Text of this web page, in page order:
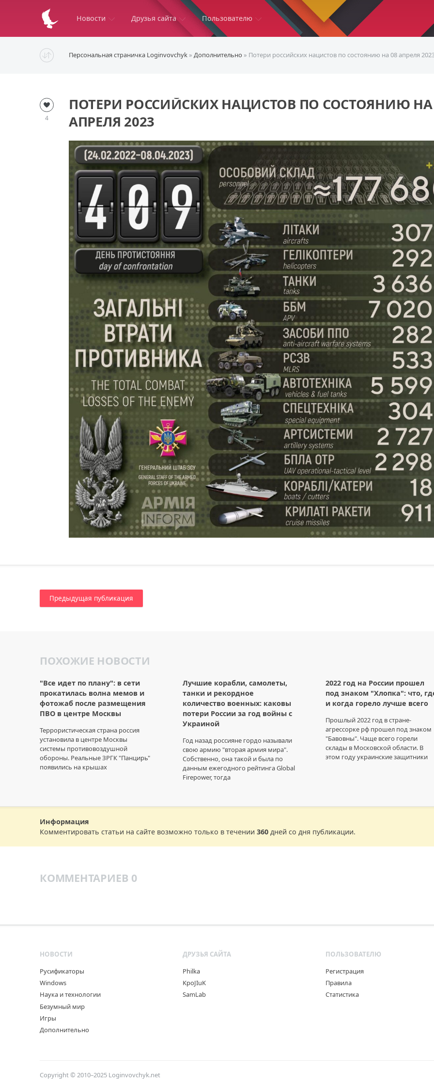
Новости Друзья сайта Пользователю
Персональная страничка Loginvovchyk » Дополнительно » Потери российских нацистов по состоянию на 08 апреля
ПОТЕРИ РОССИЙСКИХ НАЦИСТОВ ПО СОСТОЯНИЮ НА
АПРЕЛЯ 2023
4
Предыдущая публикация
ПОХОЖИЕ НОВОСТИ
"Все идет по плану": в сети
прокатилась волна мемов и
фотожаб после размещения
ПВО в центре Москвы
Террористическая страна россия
установила в центре Москвы
системы противовоздушной
обороны. Реальные ЗРГК "Панцирь"
появились на крышах
Лучшие корабли, самолеты,
танки и рекордное
количество военных: каковы
потери России за год войны с
Украиной
Год назад россияне гордо называли
свою армию "вторая армия мира".
Собственно, она такой и была по
данным ежегодного рейтинга Global
Firepower, тогда
2022 год на России прошел
под знаком "Хлопка": что,
и когда горело лучше всего
Прошлый 2022 год в стране-
агрессорке рф прошел под знаком
"Бавовны". Чаще всего горели
склады в Московской области. В
этом году украинские защитники
Информация
Комментировать статьи на сайте возможно только в течении 360 дней со дня публикации.
КОММЕНТАРИЕВ 0
НОВОСТИ
Русификаторы
Windows
Наука и технологии
Безумный мир
Игры
Дополнительно
ДРУЗЬЯ САЙТА
Philka
KpoJIuK
SamLab
ПОЛЬЗОВАТЕЛЮ
Регистрация
Правила
Статистика
Copyright © 2010–2025 Loginvovchyk.net